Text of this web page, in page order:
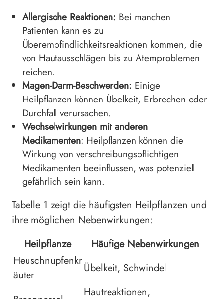
Allergische Reaktionen: Bei manchen
Patienten kann es zu
Überempfindlichkeitsreaktionen kommen, die
von Hautausschlägen bis zu Atemproblemen
reichen.
Magen-Darm-Beschwerden: Einige
Heilpflanzen können Übelkeit, Erbrechen oder
Durchfall verursachen.
Wechselwirkungen mit anderen
Medikamenten: Heilpflanzen können die
Wirkung von verschreibungspflichtigen
Medikamenten beeinflussen, was potenziell
gefährlich sein kann.
Tabelle 1 zeigt die häufigsten Heilpflanzen und
ihre möglichen Nebenwirkungen:
Heilpflanze
Häufige Nebenwirkungen
Heuschnupfenkr
äuter
Übelkeit, Schwindel
Hautreaktionen,